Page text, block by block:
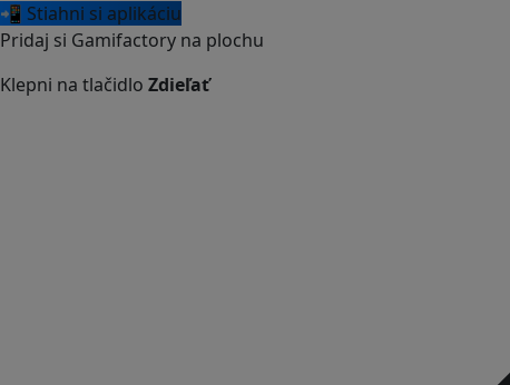
📲 Stiahni si aplikáciu
Pridaj si Gamifactory na plochu
Klepni na tlačidlo Zdieľať